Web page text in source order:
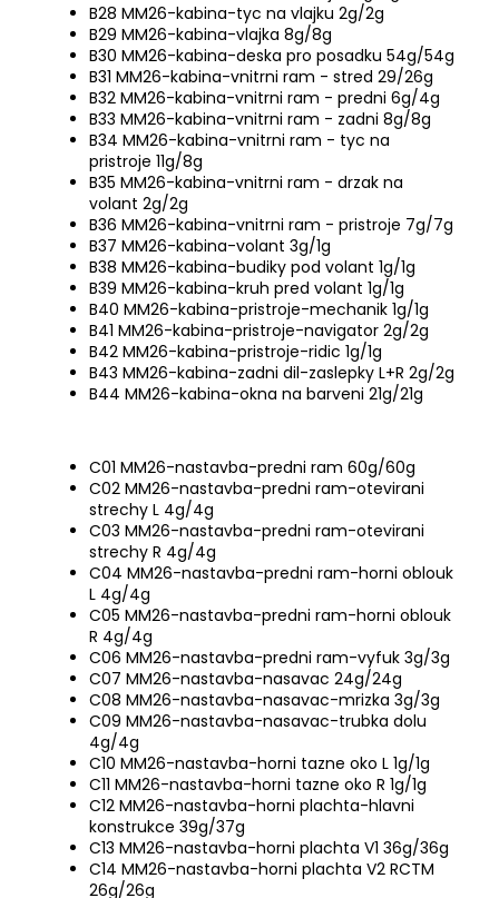
B28 MM26-kabina-tyc na vlajku 2g/2g
B29 MM26-kabina-vlajka 8g/8g
B30 MM26-kabina-deska pro posadku 54g/54g
B31 MM26-kabina-vnitrni ram - stred 29/26g
B32 MM26-kabina-vnitrni ram - predni 6g/4g
B33 MM26-kabina-vnitrni ram - zadni 8g/8g
B34 MM26-kabina-vnitrni ram - tyc na
pristroje 11g/8g
B35 MM26-kabina-vnitrni ram - drzak na
volant 2g/2g
B36 MM26-kabina-vnitrni ram - pristroje 7g/7g
B37 MM26-kabina-volant 3g/1g
B38 MM26-kabina-budiky pod volant 1g/1g
B39 MM26-kabina-kruh pred volant 1g/1g
B40 MM26-kabina-pristroje-mechanik 1g/1g
B41 MM26-kabina-pristroje-navigator 2g/2g
B42 MM26-kabina-pristroje-ridic 1g/1g
B43 MM26-kabina-zadni dil-zaslepky L+R 2g/2g
B44 MM26-kabina-okna na barveni 21g/21g
C01 MM26-nastavba-predni ram 60g/60g
C02 MM26-nastavba-predni ram-otevirani
strechy L 4g/4g
C03 MM26-nastavba-predni ram-otevirani
strechy R 4g/4g
C04 MM26-nastavba-predni ram-horni oblouk
L 4g/4g
C05 MM26-nastavba-predni ram-horni oblouk
R 4g/4g
C06 MM26-nastavba-predni ram-vyfuk 3g/3g
C07 MM26-nastavba-nasavac 24g/24g
C08 MM26-nastavba-nasavac-mrizka 3g/3g
C09 MM26-nastavba-nasavac-trubka dolu
4g/4g
C10 MM26-nastavba-horni tazne oko L 1g/1g
C11 MM26-nastavba-horni tazne oko R 1g/1g
C12 MM26-nastavba-horni plachta-hlavni
konstrukce 39g/37g
C13 MM26-nastavba-horni plachta V1 36g/36g
C14 MM26-nastavba-horni plachta V2 RCTM
26g/26g